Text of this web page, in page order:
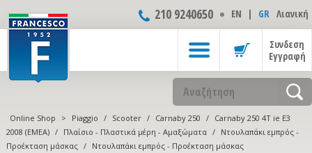
210 9240650 ΕΝ | GR Λιανική
Συνδεση
Εγγραφή
Online Shop > Piaggio / Scooter / Carnaby 250 / Carnaby 250 4T ie E3
2008 (EMEA) / Πλαίσιο - Πλαστικά μέρη - Αμαξώματα / Ντουλαπάκι εμπρός -
Προέκταση μάσκας / Ντουλαπάκι εμπρός - Προέκταση μάσκας